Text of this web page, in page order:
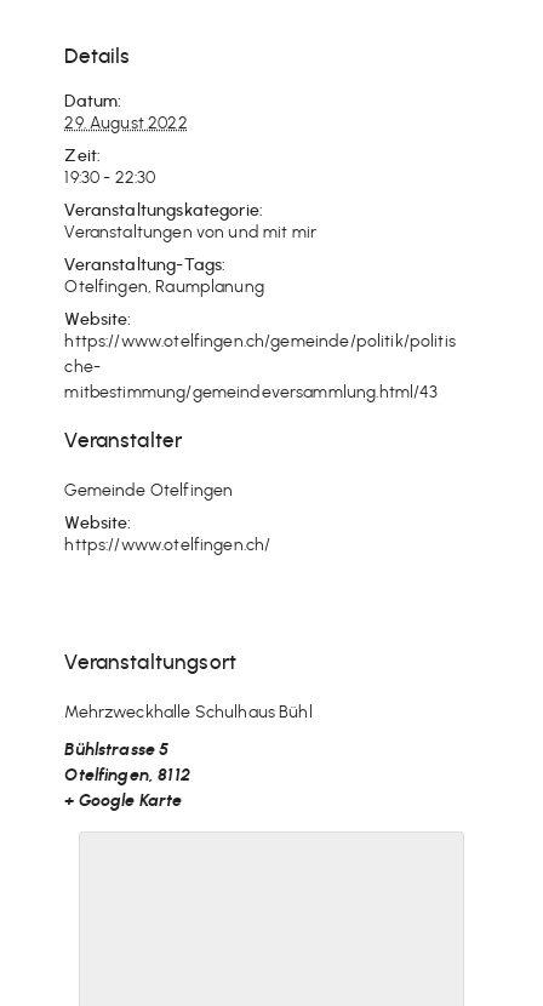
Details
Datum:
29. August 2022
Zeit:
19:30 - 22:30
Veranstaltungskategorie:
Veranstaltungen von und mit mir
Veranstaltung-Tags:
Otelfingen, Raumplanung
Website:
https://www.otelfingen.ch/gemeinde/politik/politis
che-
mitbestimmung/gemeindeversammlung.html/43
Veranstalter
Gemeinde Otelfingen
Website:
https://www.otelfingen.ch/
Veranstaltungsort
Mehrzweckhalle Schulhaus Bühl
Bühlstrasse 5
Otelfingen, 8112
+ Google Karte